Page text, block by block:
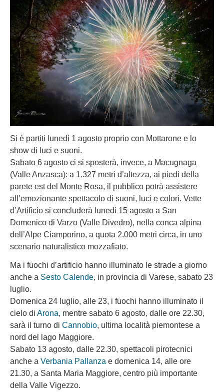
Si è partiti lunedì 1 agosto proprio con Mottarone e lo
show di luci e suoni.
Sabato 6 agosto ci si sposterà, invece, a Macugnaga
(Valle Anzasca): a 1.327 metri d’altezza, ai piedi della
parete est del Monte Rosa, il pubblico potrà assistere
all’emozionante spettacolo di suoni, luci e colori. Vette
d’Artificio si concluderà lunedì 15 agosto a San
Domenico di Varzo (Valle Divedro), nella conca alpina
dell’Alpe Ciamporino, a quota 2.000 metri circa, in uno
scenario naturalistico mozzafiato.
Ma i fuochi d’artificio hanno illuminato le strade a giorno
anche a Sesto Calende, in provincia di Varese, sabato 23
luglio.
Domenica 24 luglio, alle 23, i fuochi hanno illuminato il
cielo di Arona, mentre sabato 6 agosto, dalle ore 22.30,
sarà il turno di Cannobio, ultima località piemontese a
nord del lago Maggiore.
Sabato 13 agosto, dalle 22.30, spettacoli pirotecnici
anche a Verbania Pallanza e domenica 14, alle ore
21.30, a Santa Maria Maggiore, centro più importante
della Valle Vigezzo.